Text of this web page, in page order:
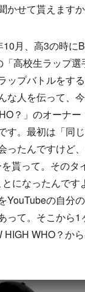
かせて貰えます
月、高3の時に
「高校生ラップ
ップバトルをす
な人を伝って、
？」のオーナ
す。最初は「同
ったんですけど
貰って。そのタ
になったんです
YouTubeの自分
って。そこから
HIGH WHO？か